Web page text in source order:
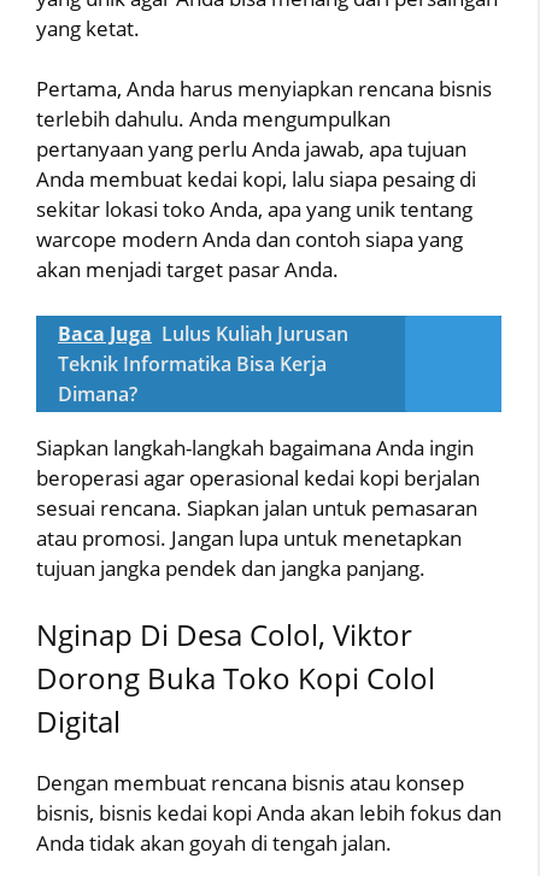
yang ketat.
Pertama, Anda harus menyiapkan rencana bisnis
terlebih dahulu. Anda mengumpulkan
pertanyaan yang perlu Anda jawab, apa tujuan
Anda membuat kedai kopi, lalu siapa pesaing di
sekitar lokasi toko Anda, apa yang unik tentang
warcope modern Anda dan contoh siapa yang
akan menjadi target pasar Anda.
Baca Juga Lulus Kuliah Jurusan
Teknik Informatika Bisa Kerja
Dimana?
Siapkan langkah-langkah bagaimana Anda ingin
beroperasi agar operasional kedai kopi berjalan
sesuai rencana. Siapkan jalan untuk pemasaran
atau promosi. Jangan lupa untuk menetapkan
tujuan jangka pendek dan jangka panjang.
Nginap Di Desa Colol, Viktor
Dorong Buka Toko Kopi Colol
Digital
Dengan membuat rencana bisnis atau konsep
bisnis, bisnis kedai kopi Anda akan lebih fokus dan
Anda tidak akan goyah di tengah jalan.